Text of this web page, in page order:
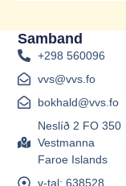
Samband
+298 560096
vvs@vvs.fo
bokhald@vvs.fo
Neslíð 2 FO 350
Vestmanna
Faroe Islands
v-tal: 638528